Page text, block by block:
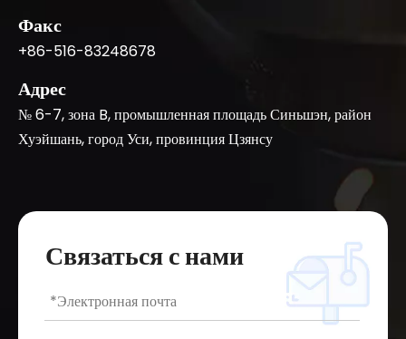
Факс
+86-516-83248678
Адрес
№ 6-7, зона B, промышленная площадь Синьшэн, район
Хуэйшань, город Уси, провинция Цзянсу
Связаться с нами